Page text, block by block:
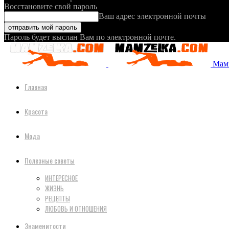
Восстановите свой пароль
Ваш адрес электронной почты
Пароль будет выслан Вам по электронной почте.
Главная
Красота
Мода
Полезные советы
ИНТЕРЕСНОЕ
ЖИЗНЬ
РЕЦЕПТЫ
ЛЮБОВЬ И ОТНОШЕНИЯ
Знаменитости